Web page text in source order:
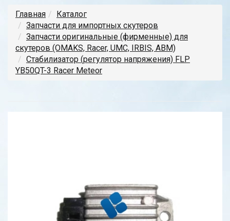
Главная
Каталог
Запчасти для импортных скутеров
Запчасти оригинальные (фирменные) для
скутеров (OMAKS, Racer, UMC, IRBIS, АВМ)
Стабилизатор (регулятор напряжения) FLP
YB50QT-3 Racer Meteor